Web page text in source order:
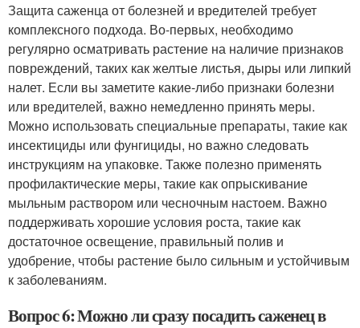
Защита саженца от болезней и вредителей требует
комплексного подхода. Во-первых, необходимо
регулярно осматривать растение на наличие признаков
повреждений, таких как желтые листья, дыры или липкий
налет. Если вы заметите какие-либо признаки болезни
или вредителей, важно немедленно принять меры.
Можно использовать специальные препараты, такие как
инсектициды или фунгициды, но важно следовать
инструкциям на упаковке. Также полезно применять
профилактические меры, такие как опрыскивание
мыльным раствором или чесночным настоем. Важно
поддерживать хорошие условия роста, такие как
достаточное освещение, правильный полив и
удобрение, чтобы растение было сильным и устойчивым
к заболеваниям.
Вопрос 6: Можно ли сразу посадить саженец в